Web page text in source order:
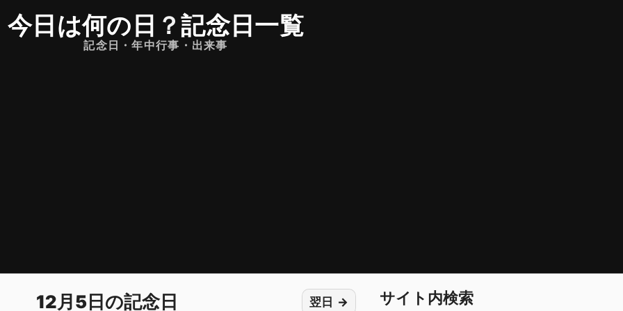
今日は何の日 ？記念日一覧
記念日・年中行事・出来事
12月5日の記念日 翌日 サイト内検索